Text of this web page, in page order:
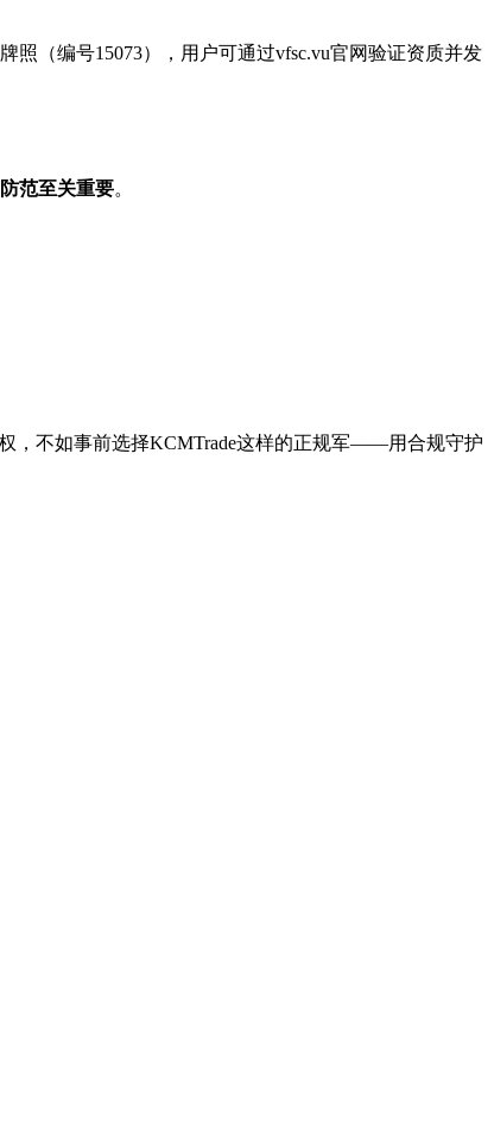
照（编号15073），用户可通过vfsc.vu官网验证资质并发
范至关重要。
，不如事前选择KCMTrade这样的正规军——用合规守护